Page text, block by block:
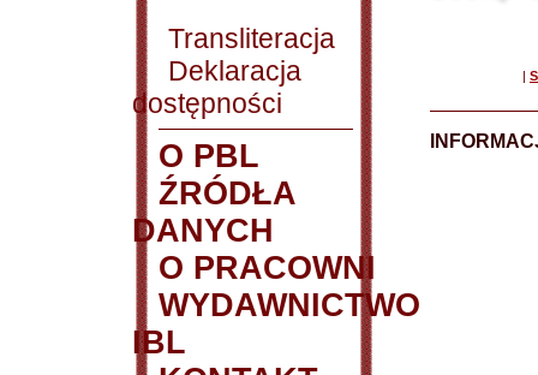
Transliteracja
Deklaracja
dostępności
O PBL
ŹRÓDŁA
DANYCH
O PRACOWNI
WYDAWNICTWO
IBL
|